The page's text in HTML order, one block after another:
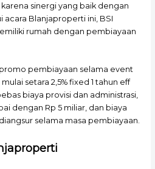
karena sinergi yang baik dengan
Blanjaproperti ini, BSI
rumah dengan pembiayaan
pembiayaan selama event
setara 2,5% fixed 1 tahun eff
biaya provisi dan administrasi,
dengan Rp 5 miliar, dan biaya
selama masa pembiayaan.